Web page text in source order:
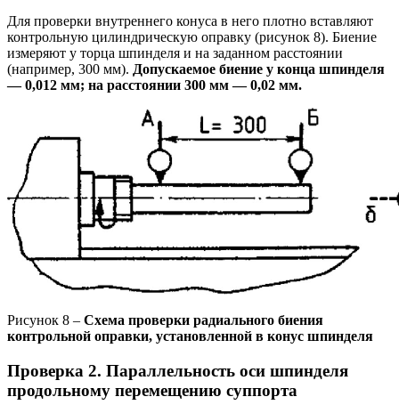
Для проверки внутреннего конуса в него плотно вставляют
контрольную цилиндрическую оправку (рисунок 8). Биение
измеряют у торца шпинделя и на заданном расстоянии
(например, 300 мм). Допускаемое биение у конца шпинделя
— 0,012 мм; на расстоянии 300 мм — 0,02 мм.
Рисунок 8 – Схема проверки радиального биения
контрольной оправки, установленной в конус шпинделя
Проверка 2. Параллельность оси шпинделя
продольному перемещению суппорта